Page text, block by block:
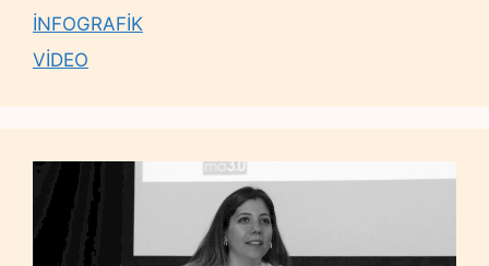
İNFOGRAFİK
VİDEO